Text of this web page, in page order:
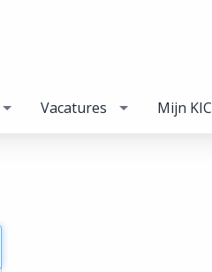
Vacatures Mijn KIC